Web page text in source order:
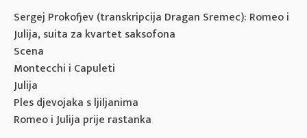
Sergej Prokofjev (transkripcija Dragan Sremec): Romeo i
Julija, suita za kvartet saksofona
Scena
Montecchi i Capuleti
Julija
Ples djevojaka s ljiljanima
Romeo i Julija prije rastanka